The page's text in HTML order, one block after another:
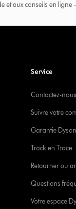
et aux conseils en ligne
Service
Contactez-nous
Suivre votre
Garantie Dyson
Track en Trace
Retourner ou
Questions
Votre espace